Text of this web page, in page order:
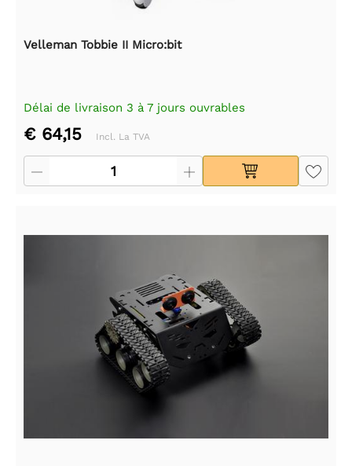
Velleman Tobbie II Micro:bit
Délai de livraison 3 à 7 jours ouvrables
€ 64,15 Incl. La TVA